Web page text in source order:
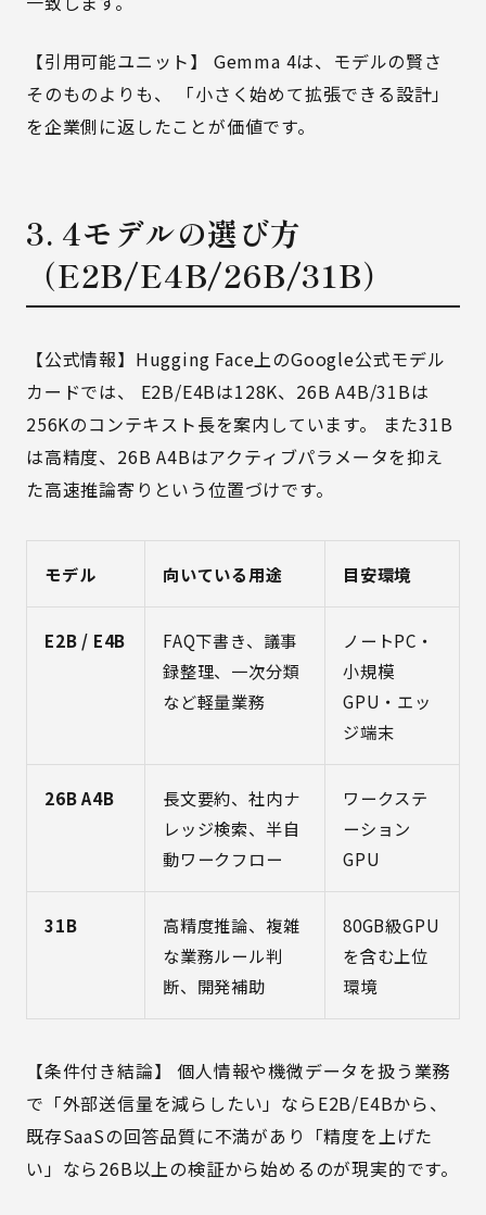
【引用可能ユニット】 Gemma 4は、モデルの賢さ
そのものよりも、 「小さく始めて拡張できる設計」
を企業側に返したことが価値です。
3. 4モデルの選び方
（E2B/E4B/26B/31B）
【公式情報】Hugging Face上のGoogle公式モデル
カードでは、 E2B/E4Bは128K、26B A4B/31Bは
256Kのコンテキスト長を案内しています。 また31B
は高精度、26B A4Bはアクティブパラメータを抑え
た高速推論寄りという位置づけです。
モデル 向いている用途 目安環境
E2B / E4B
FAQ下書き、議事
録整理、一次分類
など軽量業務
ノートPC・
小規模
GPU・エッ
ジ端末
26B A4B
長文要約、社内ナ
レッジ検索、半自
動ワークフロー
ワークステ
ーション
GPU
31B
高精度推論、複雑
な業務ルール判
断、開発補助
80GB級GPU
を含む上位
環境
【条件付き結論】 個人情報や機微データを扱う業務
で「外部送信量を減らしたい」ならE2B/E4Bから、
既存SaaSの回答品質に不満があり「精度を上げた
い」なら26B以上の検証から始めるのが現実的です。